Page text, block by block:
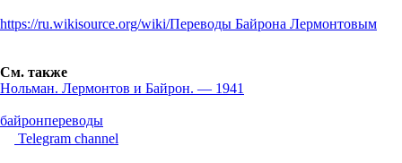
https://ru.wikisource.org/wiki/Переводы Байрона Лермонтовым
См. также
Нольман. Лермонтов и Байрон. — 1941
байронпереводы
Telegram channel